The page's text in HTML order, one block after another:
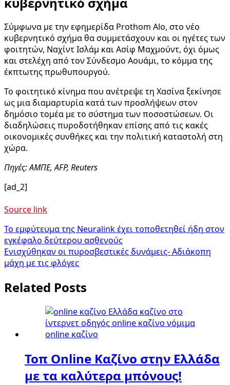
Σύμφωνα με την εφημερίδα Prothom Alo, στο νέο
κυβερνητικό σχήμα θα συμμετάσχουν και οι ηγέτες των
φοιτητών, Ναχίντ Ισλάμ και Ασίφ Μαχμούντ, όχι όμως
και στελέχη από τον Σύνδεσμο Αουάμι, το κόμμα της
έκπτωτης πρωθυπουργού.
Το φοιτητικό κίνημα που ανέτρεψε τη Χασίνα ξεκίνησε
ως μια διαμαρτυρία κατά των προσλήψεων στον
δημόσιο τομέα με το σύστημα των ποσοστώσεων. Οι
διαδηλώσεις πυροδοτήθηκαν επίσης από τις κακές
οικονομικές συνθήκες και την πολιτική καταστολή στη
χώρα.
Πηγές: ΑΜΠΕ, AFP, Reuters
[ad_2]
Source link
Πλοήγηση
άρθρων
Το εμφύτευμα της Neuralink έχει τοποθετηθεί ήδη στον
εγκέφαλο δεύτερου ασθενούς
Ενισχύθηκαν οι πυροσβεστικές δυνάμεις- Αδιάκοπη
μάχη με τις φλόγες
Related Posts
Τοπ Online Καζίνο στην Ελλάδα
με τα καλύτερα μπόνους!